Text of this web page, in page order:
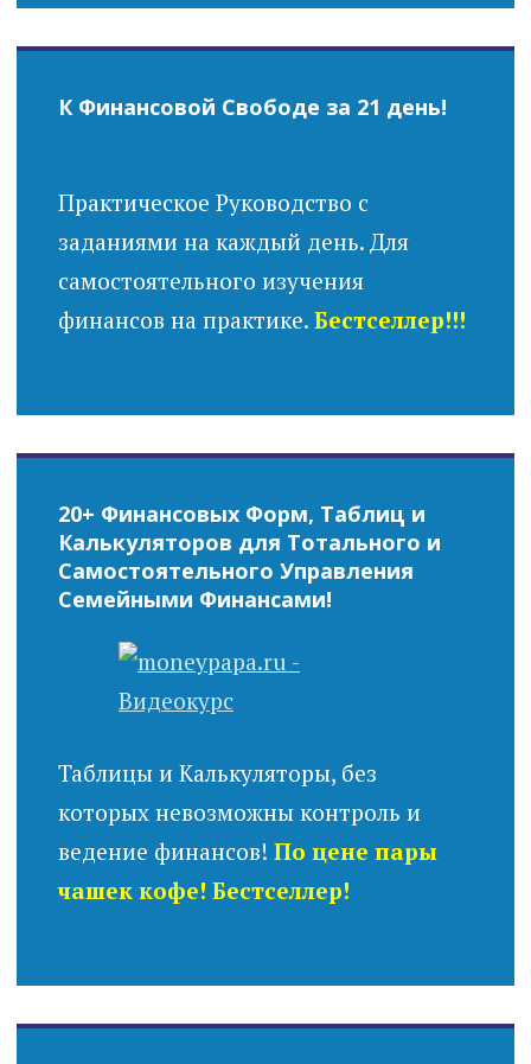
К Финансовой Свободе за 21 день!
Практическое Руководство с
заданиями на каждый день. Для
самостоятельного изучения
финансов на практике. Бестселлер!!!
20+ Финансовых Форм, Таблиц и
Калькуляторов для Тотального и
Самостоятельного Управления
Семейными Финансами!
Таблицы и Калькуляторы, без
которых невозможны контроль и
ведение финансов! По цене пары
чашек кофе! Бестселлер!